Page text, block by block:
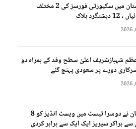
بلوچستان میں سکیورٹی فورسز کی 2 مختلف
ہلاک
شہبازشریف اعلیٰ سطح وفد کے ہمراہ دو
دورے پر سعودی پہنچ گئے
پاکستان نے دوسرا ٹیسٹ میں ویسٹ انڈیز کو 8
سے ہراکر سیریز ایک ایک سے برابر کردی